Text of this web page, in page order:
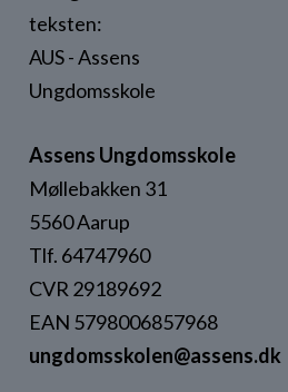
Assens Ungdomsskole
Møllebakken 31
5560 Aarup
Tlf. 64747960
CVR 29189692
EAN 5798006857968
ungdomsskolen@assens.dk